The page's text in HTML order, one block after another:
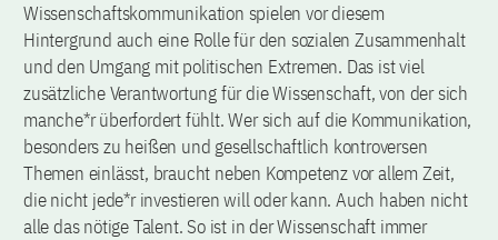
Wissenschaftskommunikation spielen vor diesem
Hintergrund auch eine Rolle für den sozialen Zusammenhalt
und den Umgang mit politischen Extremen. Das ist viel
zusätzliche Verantwortung für die Wissenschaft, von der sich
manche*r überfordert fühlt. Wer sich auf die Kommunikation,
besonders zu heißen und gesellschaftlich kontroversen
Themen einlässt, braucht neben Kompetenz vor allem Zeit,
die nicht jede*r investieren will oder kann. Auch haben nicht
alle das nötige Talent. So ist in der Wissenschaft immer